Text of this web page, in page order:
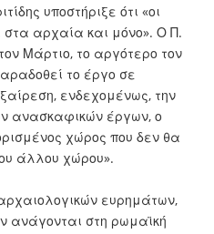
υποστήριξε ότι «οι
στα αρχαία και μόνο». Ο Π.
Μάρτιο, το αργότερο τον
το έργο σε
ενδεχομένως, την
ανασκαφικών έργων, ο
χώρος που δεν θα
άλλου χώρου».
ευρημάτων,
ανάγονται στη ρωμαϊκή